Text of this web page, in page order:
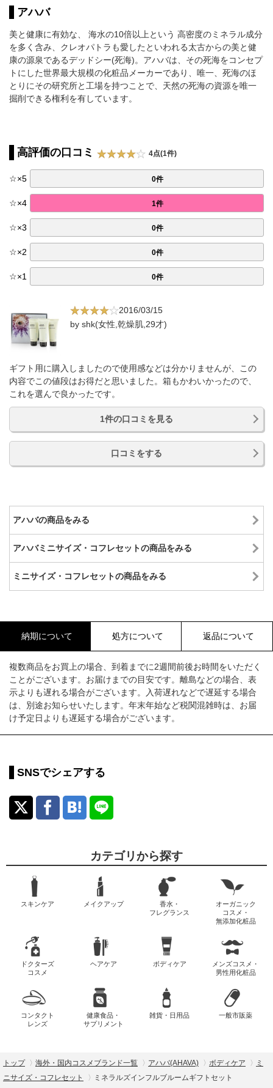
アハバ
美と健康に有効な、 海水の10倍以上という 高密度のミネラル成分
を多く含み、クレオパトラも愛したといわれる太古からの美と健
康の源泉であるデッドシー(死海)。アハバは、その死海をコンセプ
トにした世界最大規模の化粧品メーカーであり、唯一、死海のほ
とりにその研究所と工場を持つことで、天然の死海の資源を唯一
掘削できる権利を有しています。
高評価の口コミ 4点(1件)
☆×5 0件
☆×4 1件
☆×3 0件
☆×2 0件
☆×1 0件
2016/03/15
by shk(女性,乾燥肌,29才)
ギフト用に購入しましたので使用感などは分かりませんが、この
内容でこの値段はお得だと思いました。箱もかわいかったので、
これを選んで良かったです。
1件の口コミを見る
口コミをする
アハバの商品をみる
アハバミニサイズ・コフレセットの商品をみる
ミニサイズ・コフレセットの商品をみる
納期について 処方について 返品について
複数商品をお買上の場合、到着までに2週間前後お時間をいただく
ことがございます。お届けまでの目安です。離島などの場合、表
示よりも遅れる場合がございます。入荷遅れなどで遅延する場合
は、別途お知らせいたします。年末年始など税関混雑時は、お届
け予定日よりも遅延する場合がございます。
SNSでシェアする
カテゴリから探す
スキンケア メイクアップ
香水・
フレグランス
オーガニック
コスメ・
無添加化粧品
ドクターズ
コスメ
ヘアケア ボディケア
メンズコスメ・
男性用化粧品
コンタクト
レンズ
健康食品・
サプリメント
雑貨・日用品 一般市販薬
トップ 海外・国内コスメブランド一覧 アハバ(AHAVA) ボディケア
ミ
ニサイズ・コフレセット
ミネラルズインフルブルームギフトセット